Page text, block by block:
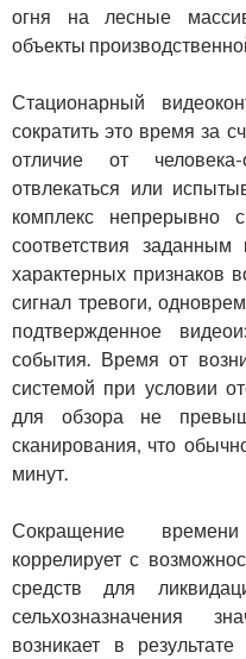
огня на лесные
объекты
Стационарный
сократить это время за
отличие от
отвлекаться или
комплекс непрерывно
соответствия
характерных признаков
сигнал тревоги,
подтвержденное
события. Время от
системой при условии
для обзора не
сканирования, что
минут.
Сокращение
коррелирует с
средств для
сельхозназначения
возникает в результате